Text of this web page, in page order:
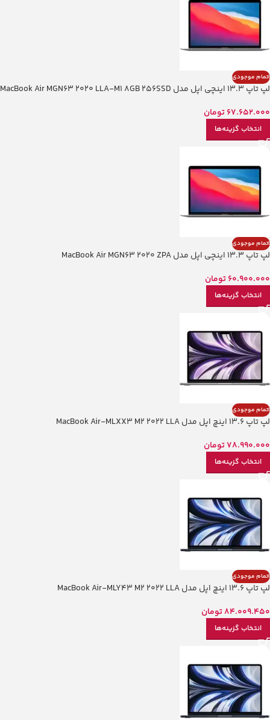
اتمام موجودی
لپ تاپ 13.3 اینچی اپل مدل MacBook Air MGN63 2020 LLA-M1 8GB 256SSD
67.652.000تومان
انتخاب گزینه‌ها
اتمام موجودی
لپ تاپ 13.3 اینچی اپل مدل MacBook Air MGN63 2020 ZPA
60.900.000تومان
انتخاب گزینه‌ها
اتمام موجودی
لپ تاپ 13.6 اینچ اپل مدل MacBook Air-MLXX3 M2 2022 LLA
78.990.000تومان
انتخاب گزینه‌ها
اتمام موجودی
لپ تاپ 13.6 اینچ اپل مدل MacBook Air-MLY43 M2 2022 LLA
84.009.450تومان
انتخاب گزینه‌ها